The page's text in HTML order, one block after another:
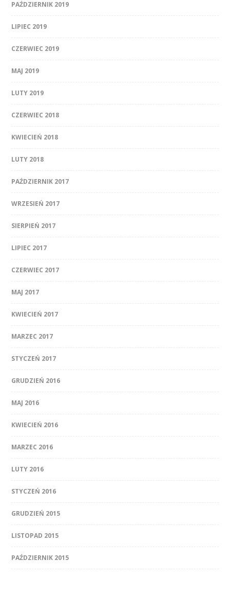
PAŹDZIERNIK 2019
LIPIEC 2019
CZERWIEC 2019
MAJ 2019
LUTY 2019
CZERWIEC 2018
KWIECIEŃ 2018
LUTY 2018
PAŹDZIERNIK 2017
WRZESIEŃ 2017
SIERPIEŃ 2017
LIPIEC 2017
CZERWIEC 2017
MAJ 2017
KWIECIEŃ 2017
MARZEC 2017
STYCZEŃ 2017
GRUDZIEŃ 2016
MAJ 2016
KWIECIEŃ 2016
MARZEC 2016
LUTY 2016
STYCZEŃ 2016
GRUDZIEŃ 2015
LISTOPAD 2015
PAŹDZIERNIK 2015